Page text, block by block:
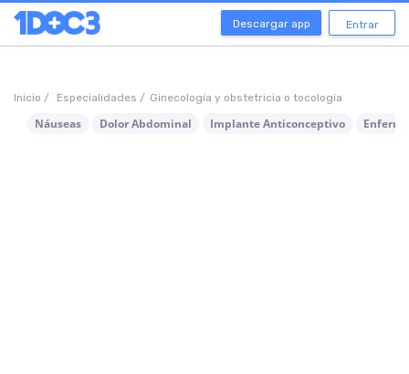
Descargar app Entrar
Inicio / Especialidades / Ginecología y obstetricia o tocología
Náuseas Dolor Abdominal Implante Anticonceptivo